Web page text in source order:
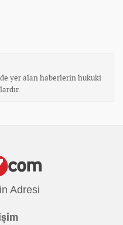
yer alan haberlerin hukuki
Adresi